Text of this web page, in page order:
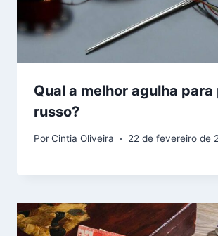
Qual a melhor agulha
russo​?
PorCintia Oliveira 22 de fevereiro de